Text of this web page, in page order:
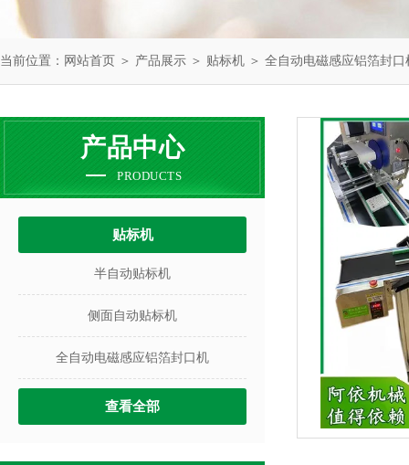
当前位置： 网站首页 ＞ 产品展示 ＞ 贴标机 ＞ 全自动电磁感应铝箔封口
产品中心
PRODUCTS
贴标机
半自动贴标机
侧面自动贴标机
全自动电磁感应铝箔封口机
查看全部